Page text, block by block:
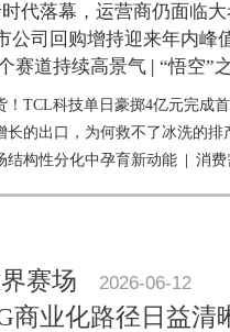
代落幕，运营商仍面临
公司回购增持迎来年内峰
赛道持续高景气 | “悟空”
！TCL科技单日豪掷4亿元完成
长的出口，为何救不了冰洗的排
结构性分化中孕育新动能
消费
赛场 2026-06-12
商业化路径日益清